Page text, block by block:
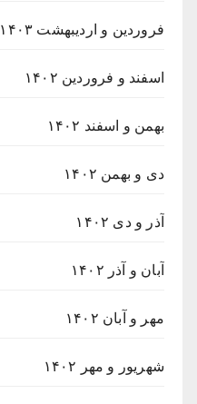
فروردین و اردیبهشت ۱۴۰۳
اسفند و فروردین ۱۴۰۲
بهمن و اسفند ۱۴۰۲
دی و بهمن ۱۴۰۲
آذر و دی ۱۴۰۲
آبان و آذر ۱۴۰۲
مهر و آبان ۱۴۰۲
شهریور و مهر ۱۴۰۲